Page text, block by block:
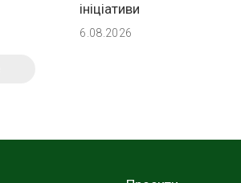
ініціативи
6.08.2026